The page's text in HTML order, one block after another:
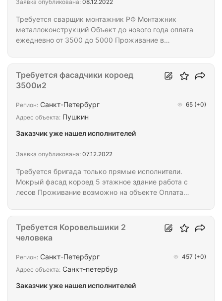
Требуется сварщик монтажник РФ Монтажник
металлоконструкций Объект до нового года оплата
ежедневно от 3500 до 5000 Проживание в
Заявка опубликована: 08.12.2022
Требуется бригада только прямые исполнители.
Мокрый фасад короед 5 этажное здание работа с
лесов Проживание возможно на объекте Оплата
Требуется фасадчики короед
3500и2
Регион: Санкт-Петербург 65 (+0)
Адрес объекта: Пушкин
Заказчик уже нашел исполнителей
Заявка опубликована: 07.12.2022
Требуется Коровельшики 2
человека
Регион: Санкт-Петербург 457 (+0)
Адрес объекта: Санкт-петербур
Заказчик уже нашел исполнителей